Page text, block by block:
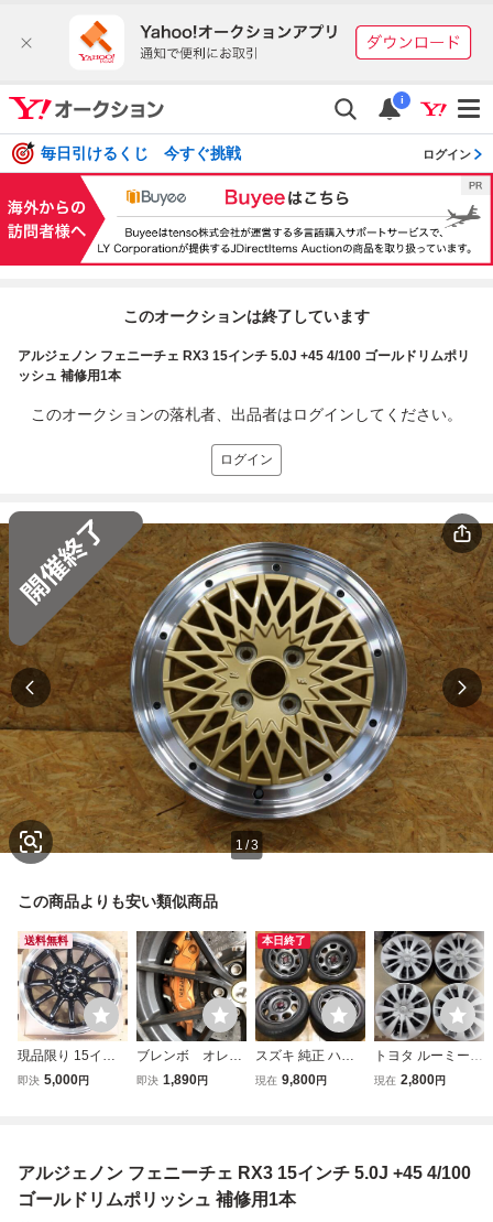
i
毎日引けるくじ 今すぐ挑戦 ログイン
このオークションは終了しています
アルジェノン フェニーチェ RX3 15インチ 5.0J +45 4/100 ゴールドリムポリ
ッシュ 補修用1本
このオークションの落札者、出品者はログインしてください。
ログイン
1/3
この商品よりも安い類似商品
送料無料
現品限り 15イン
チ アルミホイール
即決 5,000円
ブレンボ オレン
ジゴールド １３
料
即決 1,890円
本日終了
スズキ 純正 ハス
ラー用 15インチ
65/60R15 2014年
4本 NA307
現在 9,800円
トヨタ ルーミー
純正 ホイール A 1
ロボックス シエン
現在 2,800円
アルジェノン フェニーチェ RX3 15インチ 5.0J +45 4/100
ゴールドリムポリッシュ 補修用1本